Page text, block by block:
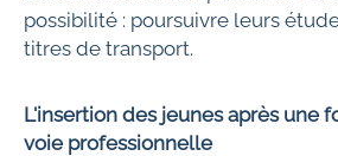
possibilité : poursuivre leurs
titres de transport.
L'insertion des jeunes après une
voie professionnelle